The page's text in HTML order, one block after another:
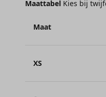
Maattabel Kies bij
Maat
XS